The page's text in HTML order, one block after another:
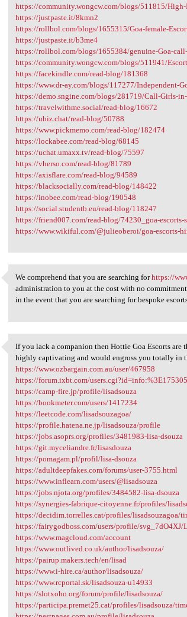
https://community.wongcw.com/blogs/511815/High-
https://justpaste.it/8kmn2
https://rollbol.com/blogs/1655315/Goa-female-
https://justpaste.it/b3me4
https://rollbol.com/blogs/1655384/genuine-Goa-call-
https://community.wongcw.com/blogs/511941/
https://facekindle.com/read-blog/181368
https://www.dr-ay.com/blogs/117277/Independent-
https://demo.sngine.com/blogs/281719/Call-Girls-in-
https://travelwithme.social/read-blog/16672
https://ubiz.chat/read-blog/50788
https://www.pickmemo.com/read-blog/182474
https://lockabee.com/read-blog/68145
https://uchat.umaxx.tv/read-blog/75597
https://vherso.com/read-blog/81789
https://axisflare.com/read-blog/94589
https://blacksocially.com/read-blog/148422
https://inobee.com/read-blog/190548
https://social.studentb.eu/read-blog/118247
https://friend007.com/read-blog/74230_goa-escorts-
https://www.wikiful.com/@julieoberoi/goa-escorts-
We comprehend that you are
We comprehend that you are searching forhttps://
administration to you at the cost with no
in the event that you are searching for bespoke
If you lack a companion then
If you lack a companion then Hottie Goa Escorts are
highly captivating and would engross you totally in
https://www.ozbargain.com.au/user/467958
https://forum.ixbt.com/
https://camp-fire.jp/profile/lisadsouza
https://bookmeter.com/users/1417234
https://leetcode.com/lisadsouzagoa/
https://profile.hatena.ne.jp/lisadsouza/profile
https://jobs.asoprs.org/profiles/3481983-lisa-dsouza
https://git.myceliandre.fr/lisasdouza
https://pomagam.pl/profil/lisa-dsouza
https://adultdeepfakes.com/forums/user-3755.html
https://www.inflearn.com/users/@lisadsouza
https://jobs.njota.org/profiles/3484582-lisa-dsouza
https://synergies-fabrique-citoyenne.fr/profiles/
https://decidim.torrelles.cat/profiles/lisadsouzagoa/
https://fairygodboss.com/users/profile/svg_7dO4XJ/
https://www.magcloud.com/account
https://www.outlived.co.uk/author/lisadsouza/
https://pairup.makers.tech/en/lisad
https://www.i-hire.ca/author/lisadsouza/
https://www.rcportal.sk/lisadsouza-u14933
https://slotxoho.org/forum/profile/lisadsouza/
https://participa.premet25.cat/profiles/lisadsouza/